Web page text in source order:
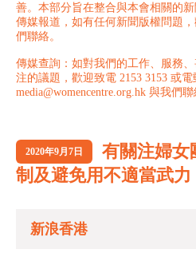
善。本部分旨在整合與本會相關的新
傳媒報道，如有任何新聞版權問題
們聯絡。
傳媒查詢：如對我們的工作、服務
注的議題，歡迎致電 2153 3153 或電
media@womencentre.org.hk 與我們
2020年9月7日
有關注婦女
制及避免用不適當武力
新浪香港